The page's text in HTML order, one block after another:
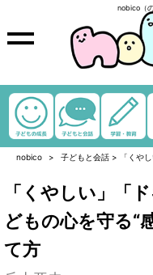
nobico（
nobico 子どもと会話 > 「くや
「くやしい」「
どもの心を守る“
て方